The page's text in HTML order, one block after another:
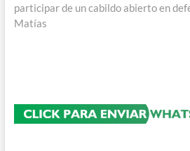
participar de un cabildo abierto en
Matías